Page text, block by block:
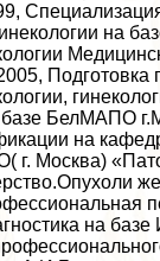
на
Подготовка
базе БелМАПО
на
г. Москва)
на базе